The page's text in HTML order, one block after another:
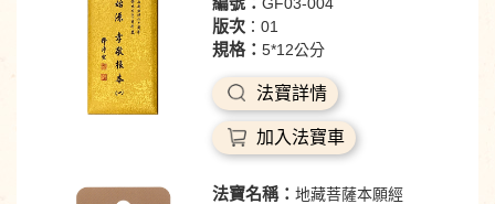
版次：01
規格： 5*12公分
法寶詳情
加入法寶車
法寶名稱： 地藏菩薩本願經